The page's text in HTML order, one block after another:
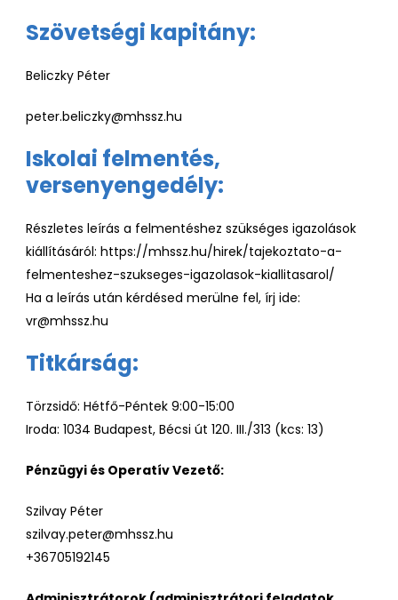
Szövetségi kapitány:
Beliczky Péter
peter.beliczky@mhssz.hu
Iskolai felmentés,
versenyengedély:
Részletes leírás a felmentéshez szükséges igazolások
kiállításáról: https://mhssz.hu/hirek/tajekoztato-a-
felmenteshez-szukseges-igazolasok-kiallitasarol/
Ha a leírás után kérdésed merülne fel, írj ide:
vr@mhssz.hu
Titkárság:
Törzsidő: Hétfő-Péntek 9:00-15:00
Iroda: 1034 Budapest, Bécsi út 120. III./313 (kcs: 13)
Pénzügyi és Operatív Vezető:
Szilvay Péter
szilvay.peter@mhssz.hu
+36705192145